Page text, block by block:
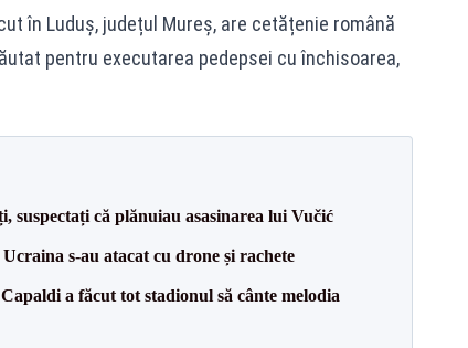
în Luduș, județul Mureș, are cetățenie română
pentru executarea pedepsei cu închisoarea,
că plănuiau asasinarea lui Vučić
s-au atacat cu drone și rachete
a făcut tot stadionul să cânte melodia